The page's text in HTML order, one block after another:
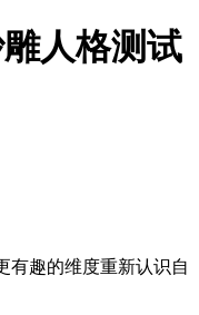
人格测试
有趣的维度重新认识自